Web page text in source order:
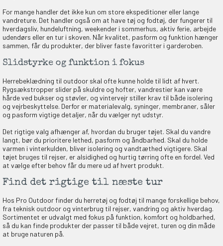
For mange handler det ikke kun om store ekspeditioner eller lange
vandreture. Det handler også om at have tøj og fodtøj, der fungerer til
hverdagsliv, hundeluftning, weekender i sommerhus, aktiv ferie, arbejde
udendørs eller en tur i skoven. Når kvalitet, pasform og funktion hænger
sammen, får du produkter, der bliver faste favoritter i garderoben.
Slidstyrke og funktion i fokus
Herrebeklædning til outdoor skal ofte kunne holde til lidt af hvert.
Rygsækstropper slider på skuldre og hofter, vandrestier kan være
hårde ved bukser og støvler, og vintervejr stiller krav til både isolering
og vejrbeskyttelse. Derfor er materialevalg, syninger, membraner, såler
og pasform vigtige detaljer, når du vælger nyt udstyr.
Det rigtige valg afhænger af, hvordan du bruger tøjet. Skal du vandre
langt, bør du prioritere lethed, pasform og åndbarhed. Skal du holde
varmen i vinterkulden, bliver isolering og vandtæthed vigtigere. Skal
tøjet bruges til rejser, er alsidighed og hurtig tørring ofte en fordel. Ved
at vælge efter behov får du mere ud af hvert produkt.
Find det rigtige til næste tur
Hos Pro Outdoor finder du herretøj og fodtøj til mange forskellige behov,
fra teknisk outdoor og vinterbrug til rejser, vandring og aktiv hverdag.
Sortimentet er udvalgt med fokus på funktion, komfort og holdbarhed,
så du kan finde produkter der passer til både vejret, turen og din måde
at bruge naturen på.